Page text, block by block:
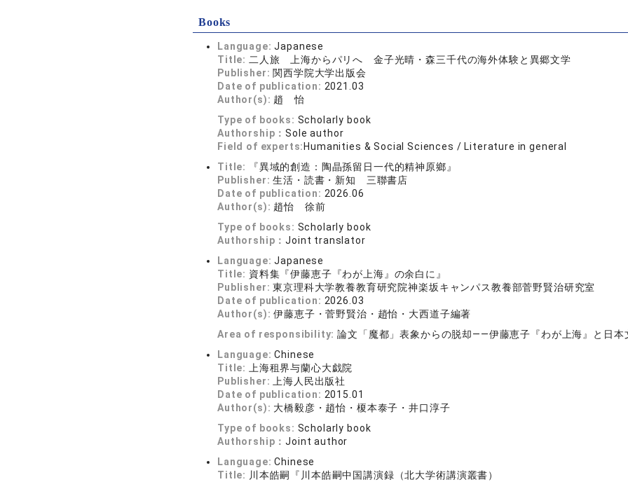
Books
Language:Japanese
Title: 二人旅 上海からパリへ 金子光晴・森三千代の海外体験と異郷文学
Publisher: 関西学院大学出版会
Date of publication: 2021.03
Author(s): 趙 怡
Type of books: Scholarly book
Authorship：Sole author
Field of experts: Humanities & Social Sciences / Literature in general
Title:
『異域的創造：陶晶孫留日一代的精神原鄉』
Publisher:生活・読書・新知 三聯書店
Date of publication: 2026.06
Author(s): 趙怡 徐前
Type of books: Scholarly book
Authorship：Joint translator
Language:Japanese
Title: 資料集『伊藤恵子『わが上海』の余白に』
Publisher:東京理科大学教養教育研究院神楽坂キャンパス教養部菅野賢治研究室
Date of publication: 2026.03
Author(s):伊藤恵子・菅野賢治・趙怡・大西道子編著
Area of responsibility:論文「魔都」表象からの脱却――伊藤恵子『わが上海』と日本
Language:Chinese
Title:
上海租界与蘭心大戯院
Publisher:
上海人民出版社
Date of publication: 2015.01
Author(s): 大橋毅彦・趙怡・榎本泰子・井口淳子
Type of books: Scholarly book
Authorship：Joint author
Language:Chinese
Title: 川本皓嗣『川本皓嗣中国講演録（北大学術講演叢書）